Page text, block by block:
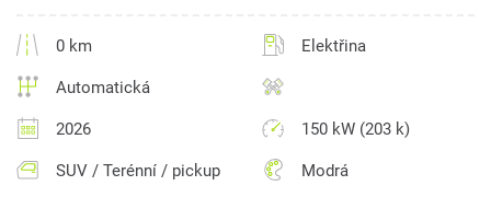
0 km Elektřina
Automatická
2026 150 kW (203 k)
SUV / Terénní / pickup Modrá